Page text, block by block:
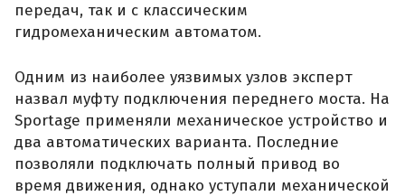
передач, так и с классическим
гидромеханическим автоматом.
Одним из наиболее уязвимых узлов эксперт
назвал муфту подключения переднего моста. На
Sportage применяли механическое устройство и
два автоматических варианта. Последние
позволяли подключать полный привод во
время движения, однако уступали механической